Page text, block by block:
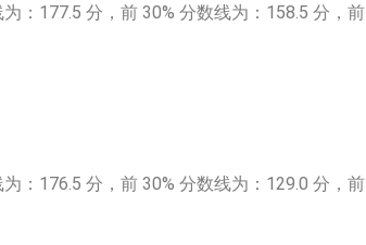
177.5 分，前 30% 分数线为：158.5 分，
176.5 分，前 30% 分数线为：129.0 分，